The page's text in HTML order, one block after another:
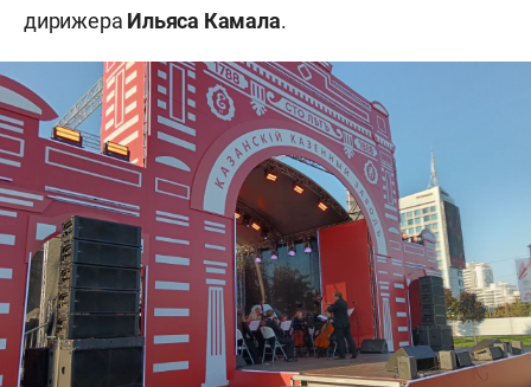
дирижера Ильяса Камала.